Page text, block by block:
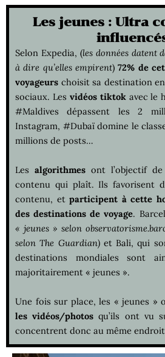
Les jeunes : Ultra
Selon Expedia, (les données datent
à dire qu’elles empirent)72% de
voyageurs choisit sa destination
sociaux. Les vidéos tiktokavec le
#Maldives dépassent les 2
Instagram, #Dubaï domine le
millions de posts…
Les algorithmesont l’objectif
contenu qui plaît. Ils favorisent
contenu, etparticipent à cette
des destinations de voyage.
« jeunes » selon
selon The Guardian)et Bali, qui
destinations mondiales sont
majoritairement « jeunes ».
Une fois sur place, les « jeunes »
les vidéos/photos qu’ils ont vu
concentrent donc au même